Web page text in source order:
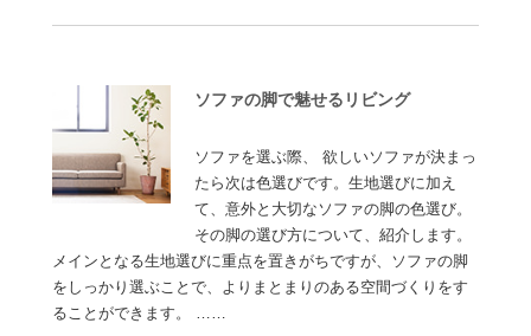
ソファの脚で魅せるリビング
ソファを選ぶ際、 欲しいソファが決まっ
たら次は色選びです。生地選びに加え
て、意外と大切なソファの脚の色選び。
その脚の選び方について、紹介します。
メインとなる生地選びに重点を置きがちですが、ソファの脚
をしっかり選ぶことで、よりまとまりのある空間づくりをす
ることができます。 ……